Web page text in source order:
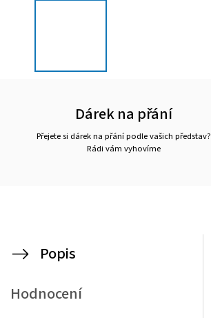
Dárek na přání
Přejete si dárek na přání podle vašich představ?
Rádi vám vyhovíme
Popis
Hodnocení